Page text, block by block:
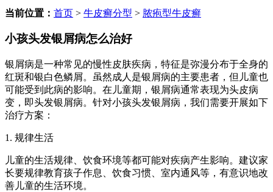
当前位置： 首页 > 牛皮癣分型 > 脓疱型牛皮癣
小孩头发银屑病怎么治好
银屑病是一种常见的慢性皮肤疾病，特征是弥漫分布于全身的
红斑和银白色鳞屑。虽然成人是银屑病的主要患者，但儿童也
可能受到此病的影响。在儿童期，银屑病通常表现为头皮病
变，即头发银屑病。针对小孩头发银屑病，我们需要开展如下
治疗方案：
1. 规律生活
儿童的生活规律、饮食环境等都可能对疾病产生影响。建议家
长要规律教育孩子作息、饮食习惯、室内通风等，有意识地改
善儿童的生活环境。